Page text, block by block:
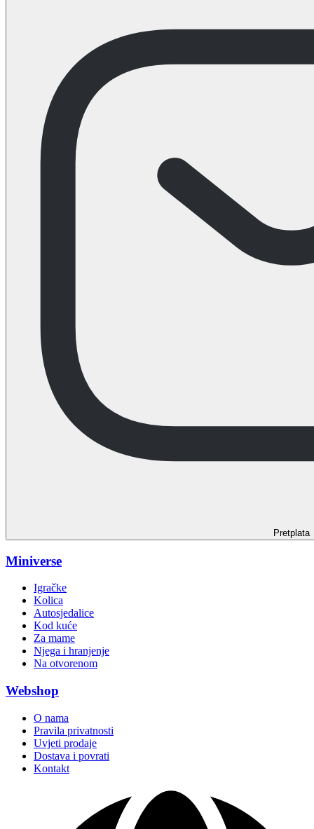
Pretplata
Miniverse
Igračke
Kolica
Autosjedalice
Kod kuće
Za mame
Njega i hranjenje
Na otvorenom
Webshop
O nama
Pravila privatnosti
Uvjeti prodaje
Dostava i povrati
Kontakt